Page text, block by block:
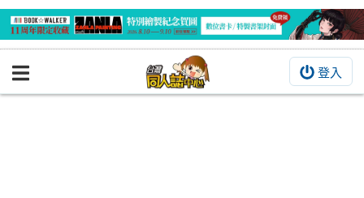
登入
BOOKY書集倉庫